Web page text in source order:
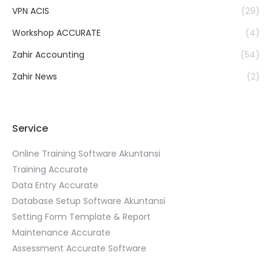
VPN ACIS
(29)
Workshop ACCURATE
(4)
Zahir Accounting
(54)
Zahir News
(2)
Service
Online Training Software Akuntansi
Training Accurate
Data Entry Accurate
Database Setup Software Akuntansi
Setting Form Template & Report
Maintenance Accurate
Assessment Accurate Software